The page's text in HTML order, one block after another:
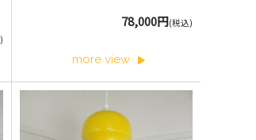
78,000円(税込)
more view